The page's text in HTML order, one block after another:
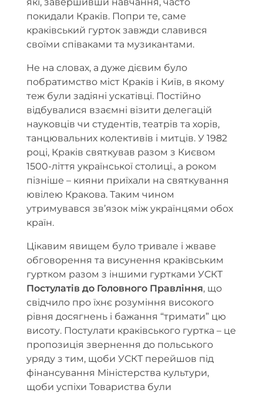
покидали Краків. Попри те, саме
краківський гурток завжди славився
своїми співаками та музикантами.
Не на словах, а дуже дієвим було
побратимство міст Краків і Київ, в якому
теж були задіяні ускатівці. Постійно
відбувалися взаємні візити делегацій
науковців чи студентів, театрів та хорів,
танцювальних колективів і митців. У 1982
році, Краків святкував разом з Києвом
1500-ліття української столиці., а роком
пізніше – кияни приїхали на святкування
ювілею Кракова. Таким чином
утримувався зв’язок між українцями обох
країн.
Цікавим явищем було тривале і жваве
обговорення та висунення краківським
гуртком разом з іншими гуртками УСКТ
Постулатів до Головного Правління, що
свідчило про їхнє розуміння високого
рівня досягнень і бажання “тримати” цю
висоту. Постулати краківського гуртка – це
пропозиція звернення до польського
уряду з тим, щоби УСКТ перейшов під
фінансування Міністерства культури,
щоби успіхи Товариства були